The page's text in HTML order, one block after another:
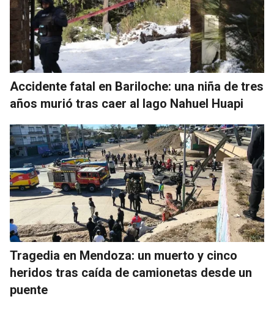
Accidente fatal en Bariloche: una niña de tres
años murió tras caer al lago Nahuel Huapi
Tragedia en Mendoza: un muerto y cinco
heridos tras caída de camionetas desde un
puente